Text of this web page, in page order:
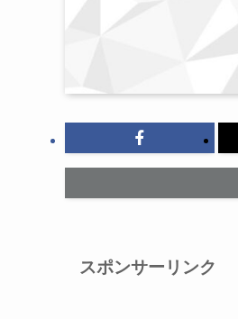
スポンサーリンク